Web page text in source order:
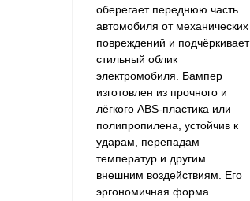
оберегает переднюю часть
автомобиля от механических
повреждений и подчёркивает
стильный облик
электромобиля. Бампер
изготовлен из прочного и
лёгкого ABS-пластика или
полипропилена, устойчив к
ударам, перепадам
температур и другим
внешним воздействиям. Его
эргономичная форма